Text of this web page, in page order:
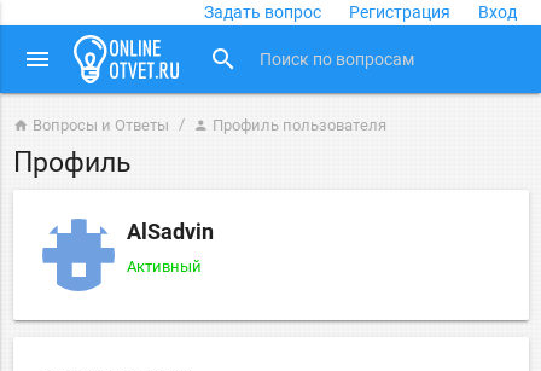
Задать вопрос Регистрация Вход
menu search
home Вопросы и Ответы person Профиль пользователя
Профиль
AlSadvin
Активный